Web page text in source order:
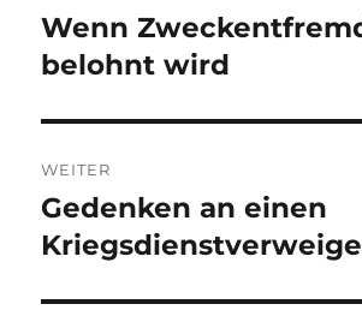
Vorheriger
Beitrag:
Wenn
belohnt wird
WEITER
Nächster
Beitrag:
Gedenken an einen